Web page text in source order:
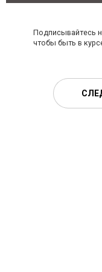
Подписывайтесь
чтобы быть в